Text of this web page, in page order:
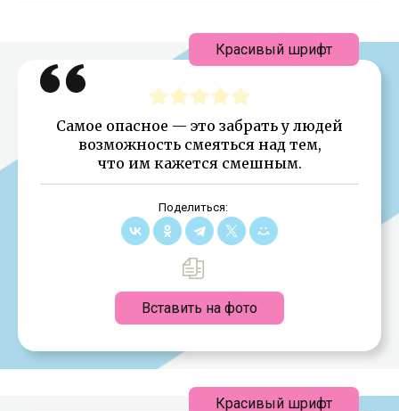
Самое опасное — это забрать у людей
возможность смеяться над тем,
что им кажется смешным.
Поделиться:
Вставить на фото
Красивый шрифт
Красивый шрифт